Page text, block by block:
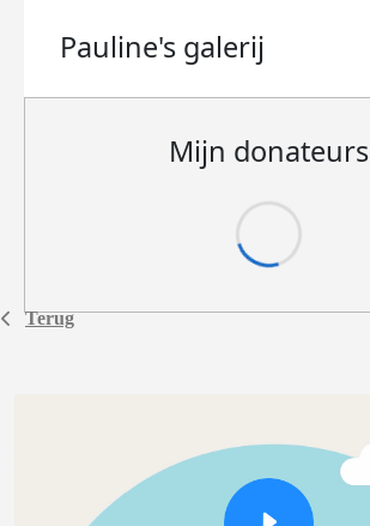
Terug
Pauline's galerij
Mijn donateurs